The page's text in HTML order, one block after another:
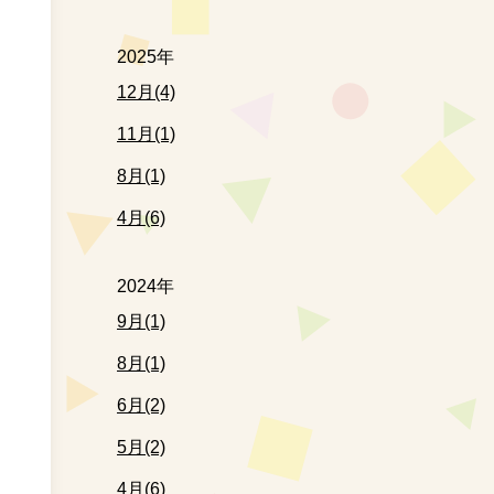
2025年
12月(4)
11月(1)
8月(1)
4月(6)
2024年
9月(1)
8月(1)
6月(2)
5月(2)
4月(6)